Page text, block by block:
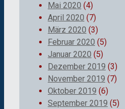
Mai 2020 (4)
April 2020 (7)
März 2020 (3)
Februar 2020 (5)
Januar 2020 (5)
Dezember 2019 (3)
November 2019 (7)
Oktober 2019 (6)
September 2019 (5)